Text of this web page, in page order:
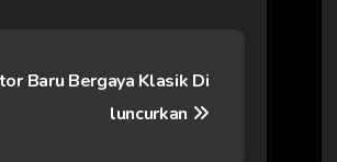
Baru Bergaya Klasik Di
luncurkan